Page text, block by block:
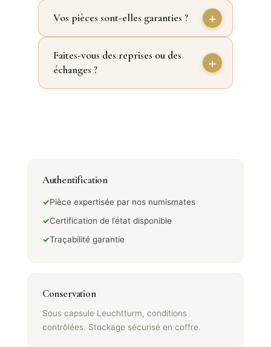
Vos pièces sont-elles garanties ?
Faites-vous des reprises ou des
échanges ?
Authentification
✓Pièce expertisée par nos numismates
✓Certification de l’état disponible
✓Traçabilité garantie
Conservation
Sous capsule Leuchtturm, conditions
contrôlées. Stockage sécurisé en coffre.